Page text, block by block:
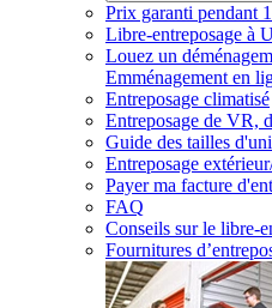
Prix garanti pendant
Libre-entreposage à
Louez un
Emménagement en
Entreposage climatisé
Entreposage de VR,
Guide des tailles
Entreposage
Payer ma facture
FAQ
Conseils sur le libre-
Fournitures